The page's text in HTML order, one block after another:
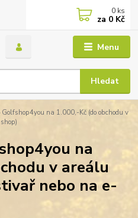
Menu
Hledat
0 ks
za 0 Kč
Golfshop4you na 1.000,-Kč (do obchodu v
na
v areálu
nebo na e-